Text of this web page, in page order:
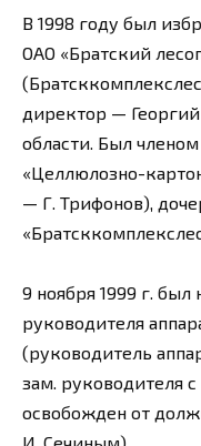
В 1998 году был
ОАО «Братский
директор —
области. Был
«Целлюлозно-
— Г. Трифонов),
9 ноября 1999 г. был
руководителя
(руководитель
зам. руководителя
освобожден от